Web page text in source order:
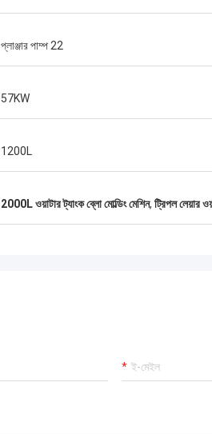
প্লাঞ্জার পাম্প 22
57KW
1200L
2000L ওয়াটার ট্যাংক ব্লো মোল্ডিং মেশিন, ট্রিপল লেয়ার